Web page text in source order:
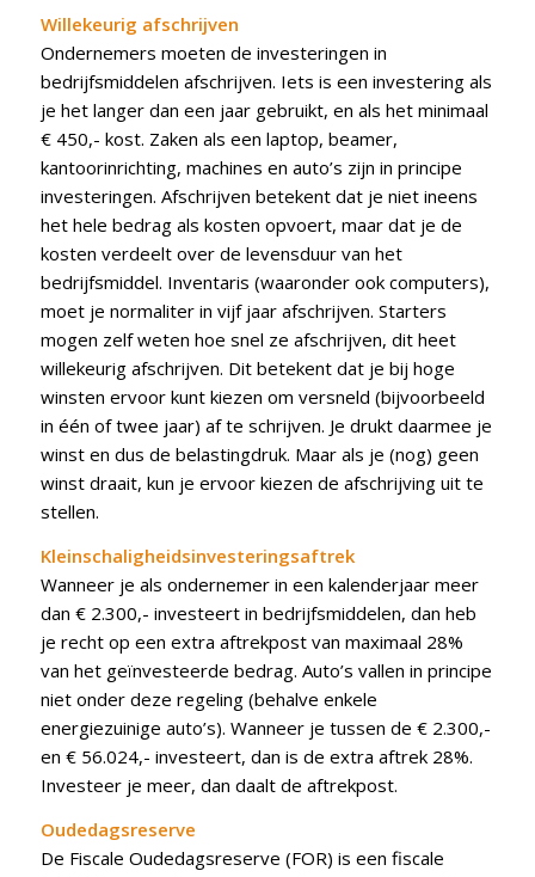
Willekeurig afschrijven
Ondernemers moeten de investeringen in
bedrijfsmiddelen afschrijven. Iets is een investering als
je het langer dan een jaar gebruikt, en als het minimaal
€ 450,- kost. Zaken als een laptop, beamer,
kantoorinrichting, machines en auto’s zijn in principe
investeringen. Afschrijven betekent dat je niet ineens
het hele bedrag als kosten opvoert, maar dat je de
kosten verdeelt over de levensduur van het
bedrijfsmiddel. Inventaris (waaronder ook computers),
moet je normaliter in vijf jaar afschrijven. Starters
mogen zelf weten hoe snel ze afschrijven, dit heet
willekeurig afschrijven. Dit betekent dat je bij hoge
winsten ervoor kunt kiezen om versneld (bijvoorbeeld
in één of twee jaar) af te schrijven. Je drukt daarmee je
winst en dus de belastingdruk. Maar als je (nog) geen
winst draait, kun je ervoor kiezen de afschrijving uit te
stellen.
Kleinschaligheidsinvesteringsaftrek
Wanneer je als ondernemer in een kalenderjaar meer
dan € 2.300,- investeert in bedrijfsmiddelen, dan heb
je recht op een extra aftrekpost van maximaal 28%
van het geïnvesteerde bedrag. Auto’s vallen in principe
niet onder deze regeling (behalve enkele
energiezuinige auto’s). Wanneer je tussen de € 2.300,-
en € 56.024,- investeert, dan is de extra aftrek 28%.
Investeer je meer, dan daalt de aftrekpost.
Oudedagsreserve
De Fiscale Oudedagsreserve (FOR) is een fiscale